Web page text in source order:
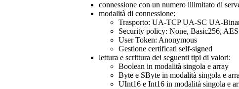
connessione con un numero illimitato di
modalità di connessione:
Trasporto: UA-TCP UA-SC UA-
Security policy: None, Basic256,
User Token: Anonymous
Gestione certificati self-signed
lettura e scrittura dei seguenti tipi di valori:
Boolean in modalità singola e array
Byte e SByte in modalità singola e
UInt16 e Int16 in modalità singola e